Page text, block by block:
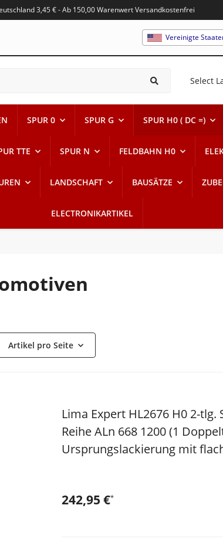
3,45 € - Ab 150,00 Warenwert Versandkostenfrei
Vereinigte
Select
SPUR 0 SPUR G SPUR H0 ( DC =)
TTE SPUR N FELDBAHN H0
LANDSCHAFT BAUSÄTZE
ELECTRONIKARTIKEL
Artikel pro Seite
Lima Expert HL2676 H0 2-
Reihe ALn 668 1200 (1
Ursprungslackierung mit
242,95 €*